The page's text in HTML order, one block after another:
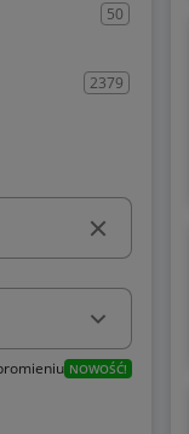
50
2379
NOWOŚĆ!